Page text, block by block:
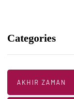
Categories
AKHIR ZAMAN